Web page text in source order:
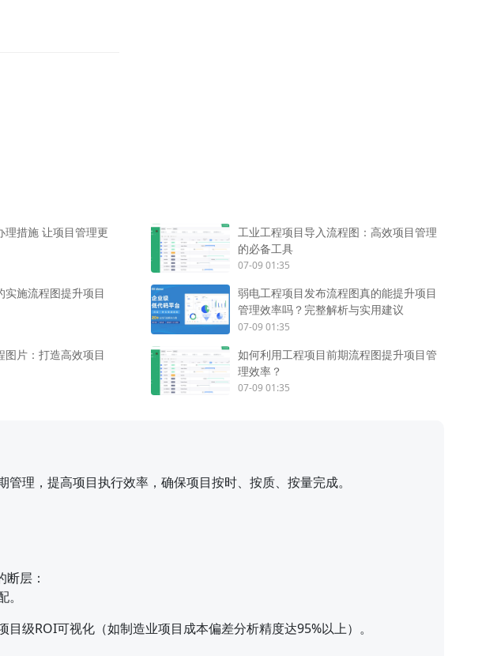
理措施 让项目管理更
工业工程项目导入流程图：高效项目管理
的必备工具
07-09 01:35
实施流程图提升项目
弱电工程项目发布流程图真的能提升项目
管理效率吗？完整解析与实用建议
07-09 01:35
图片：打造高效项目
如何利用工程项目前期流程图提升项目管
理效率？
07-09 01:35
理，提高项目执行效率，确保项目按时、按质、按量完成。
层：
级ROI可视化（如制造业项目成本偏差分析精度达95%以上）。